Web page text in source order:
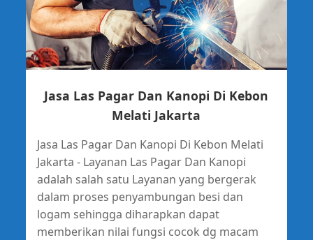
Jasa Las Pagar Dan Kanopi Di Kebon
Melati Jakarta
Jasa Las Pagar Dan Kanopi Di Kebon Melati
Jakarta - Layanan Las Pagar Dan Kanopi
adalah salah satu Layanan yang bergerak
dalam proses penyambungan besi dan
logam sehingga diharapkan dapat
memberikan nilai fungsi cocok dg macam